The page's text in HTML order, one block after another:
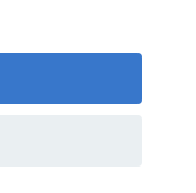
by Quickbutik